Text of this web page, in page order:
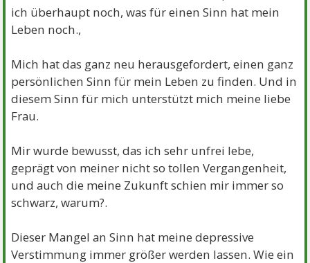
ich überhaupt noch, was für einen Sinn hat mein
Leben noch.,
Mich hat das ganz neu herausgefordert, einen ganz
persönlichen Sinn für mein Leben zu finden. Und in
diesem Sinn für mich unterstützt mich meine liebe
Frau.
Mir wurde bewusst, das ich sehr unfrei lebe,
geprägt von meiner nicht so tollen Vergangenheit,
und auch die meine Zukunft schien mir immer so
schwarz, warum?.
Dieser Mangel an Sinn hat meine depressive
Verstimmung immer größer werden lassen. Wie ein